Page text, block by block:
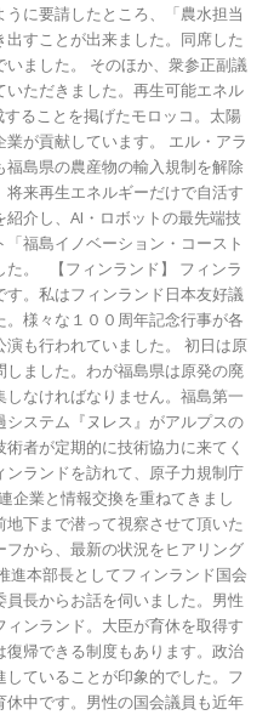
に要請したところ、「農水担当
すことが出来ました。同席した
ました。 そのほか、衆参正副議
ただきました。再生可能エネル
ることを掲げたモロッコ。太陽
が貢献しています。 エル・アラ
福島県の農産物の輸入規制を解除
来再生エネルギーだけで自活す
介し、AI・ロボットの最先端技
福島イノベーション・コースト
た。 【フィンランド】 フィンラ
。私はフィンランド日本友好議
様々な１００周年記念行事が各
も行われていました。 初日は原
ました。わが福島県は原発の廃
なければなりません。福島第一
ステム『ヌレス』がアルプスの
者が定期的に技術協力に来てく
ランドを訪れて、原子力規制庁
企業と情報交換を重ねてきまし
下まで潜って視察させて頂いた
から、最新の状況をヒアリング
進本部長としてフィンランド国会
長からお話を伺いました。男性
ンランド。大臣が育休を取得す
帰できる制度もあります。政治
ていることが印象的でした。フ
休中です。男性の国会議員も近年